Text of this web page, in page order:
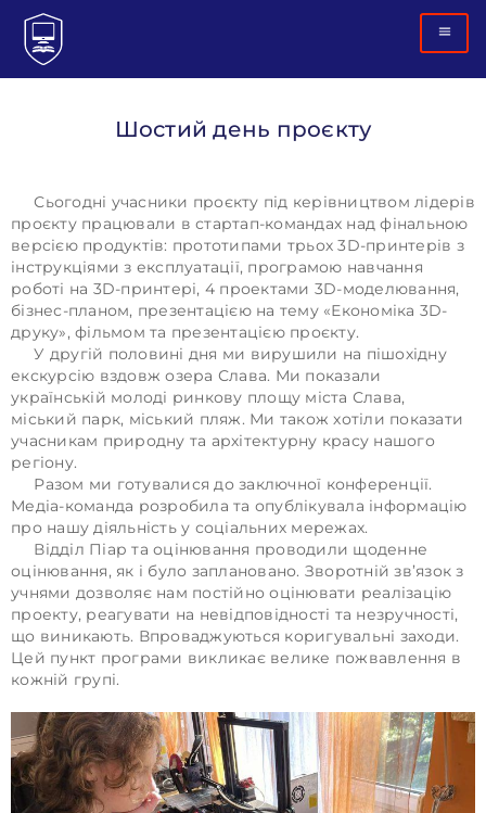
Шостий день проєкту
Сьогодні учасники проєкту під керівництвом лідерів
проєкту працювали в стартап-командах над фінальною
версією продуктів: прототипами трьох 3D-принтерів з
інструкціями з експлуатації, програмою навчання
роботі на 3D-принтері, 4 проектами 3D-моделювання,
бізнес-планом, презентацією на тему «Економіка 3D-
друку», фільмом та презентацією проєкту.
У другій половині дня ми вирушили на пішохідну
екскурсію вздовж озера Слава. Ми показали
українській молоді ринкову площу міста Слава,
міський парк, міський пляж. Ми також хотіли показати
учасникам природну та архітектурну красу нашого
регіону.
Разом ми готувалися до заключної конференції.
Медіа-команда розробила та опублікувала інформацію
про нашу діяльність у соціальних мережах.
Відділ Піар та оцінювання проводили щоденне
оцінювання, як і було заплановано. Зворотній зв’язок з
учнями дозволяє нам постійно оцінювати реалізацію
проекту, реагувати на невідповідності та незручності,
що виникають. Впроваджуються коригувальні заходи.
Цей пункт програми викликає велике пожвавлення в
кожній групі.